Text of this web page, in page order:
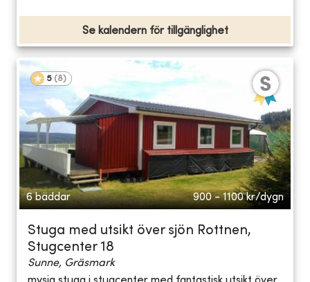
Se kalendern för tillgänglighet
5 (8)
6 bäddar 900 - 1100 kr/dygn
Stuga med utsikt över sjön Rottnen,
Stugcenter 18
Sunne, Gräsmark